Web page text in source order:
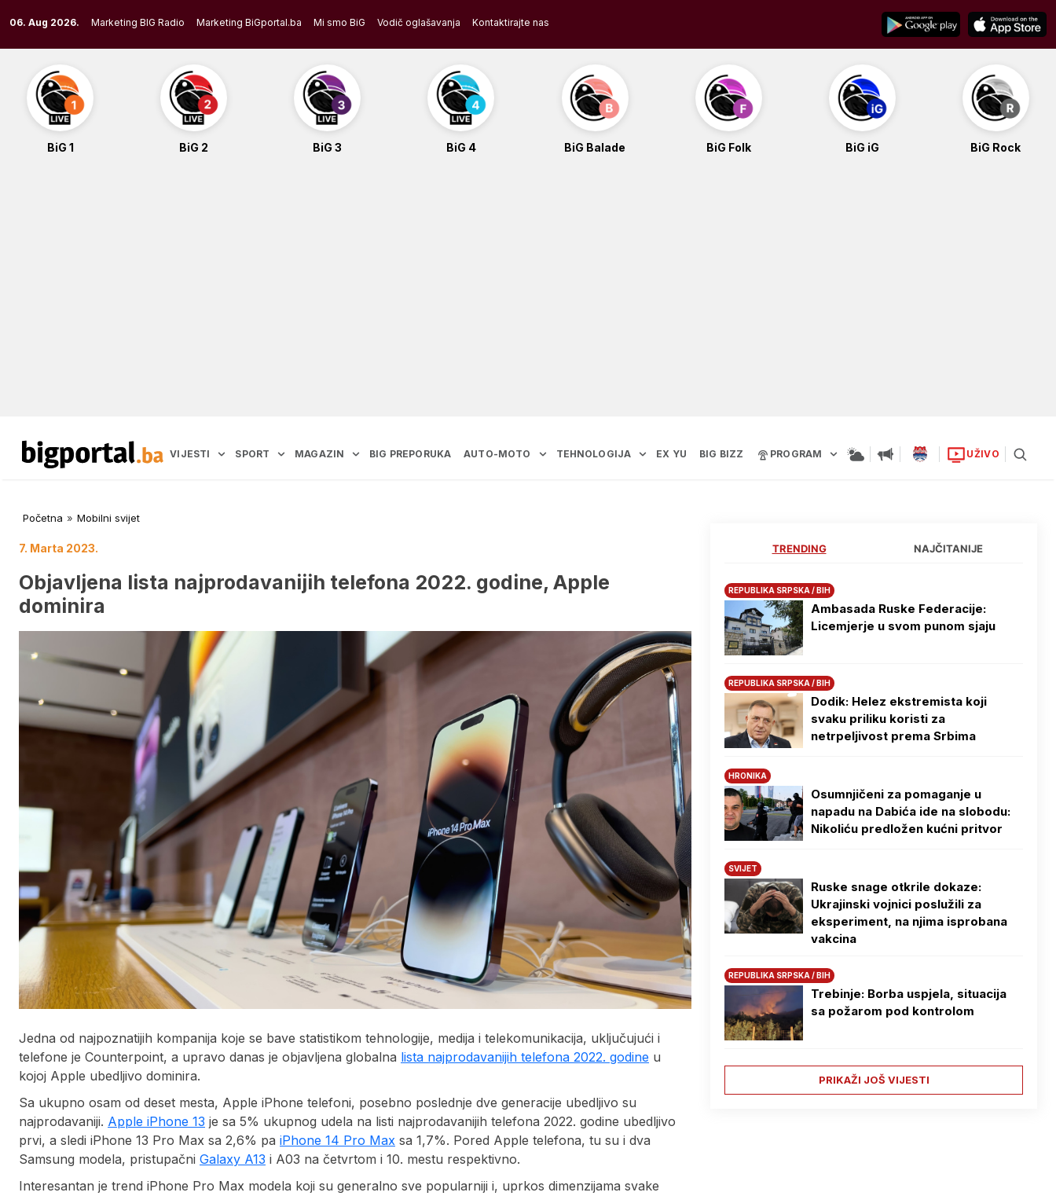
to
content
06. Aug 2026. Marketing BIG Radio Marketing BiGportal.ba Mi smo BiG Vodič oglašavanja Kontaktirajte nas
BiG 1 BiG 2 BiG 3 BiG 4 BiG Balade BiG Folk BiG iG BiG Rock
VIJESTI SPORT MAGAZIN BIG PREPORUKA AUTO-MOTO TEHNOLOGIJA EX YU BIG BIZZ PROGRAM UŽIVO
Početna » Mobilni svijet
7. Marta 2023.
Objavljena lista najprodavanijih telefona 2022. godine, Apple
dominira
Jedna od najpoznatijih kompanija koje se bave statistikom tehnologije, medija i telekomunikacija, uključujući i
telefone je Counterpoint, a upravo danas je objavljena globalna lista najprodavanijih telefona 2022. godine u
kojoj Apple ubedljivo dominira.
Sa ukupno osam od deset mesta, Apple iPhone telefoni, posebno poslednje dve generacije ubedljivo su
najprodavaniji. Apple iPhone 13 je sa 5% ukupnog udela na listi najprodavanijih telefona 2022. godine ubedljivo
prvi, a sledi iPhone 13 Pro Max sa 2,6% pa iPhone 14 Pro Max sa 1,7%. Pored Apple telefona, tu su i dva
Samsung modela, pristupačni Galaxy A13 i A03 na četvrtom i 10. mestu respektivno.
Interesantan je trend iPhone Pro Max modela koji su generalno sve popularniji i, uprkos dimenzijama svake
TRENDING NAJČITANIJE
REPUBLIKA SRPSKA / BIH
Ambasada Ruske Federacije:
Licemjerje u svom punom sjaju
REPUBLIKA SRPSKA / BIH
Dodik: Helez ekstremista koji
svaku priliku koristi za
netrpeljivost prema Srbima
HRONIKA
Osumnjičeni za pomaganje u
napadu na Dabića ide na slobodu:
Nikoliću predložen kućni pritvor
SVIJET
Ruske snage otkrile dokaze:
Ukrajinski vojnici poslužili za
eksperiment, na njima isprobana
vakcina
REPUBLIKA SRPSKA / BIH
Trebinje: Borba uspjela, situacija
sa požarom pod kontrolom
PRIKAŽI JOŠ VIJESTI